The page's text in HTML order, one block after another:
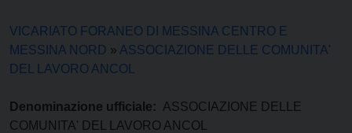
VICARIATO FORANEO DI MESSINA CENTRO E
MESSINA NORD » ASSOCIAZIONE DELLE COMUNITA'
DEL LAVORO ANCOL
Denominazione ufficiale: ASSOCIAZIONE DELLE
COMUNITA' DEL LAVORO ANCOL